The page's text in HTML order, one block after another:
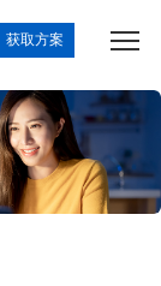
获取方案